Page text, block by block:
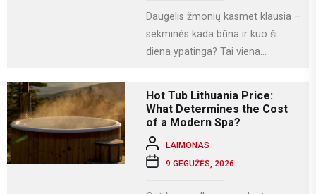
Daugelis žmonių kasmet klausia –
sekminės kada būna ir kuo ši
diena ypatinga? Tai viena
Hot Tub Lithuania Price:
What Determines the Cost
of a Modern Spa?
LAIMONAS
9 GEGUŽĖS, 2026